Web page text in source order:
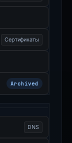
Сертификаты
Archived
DNS